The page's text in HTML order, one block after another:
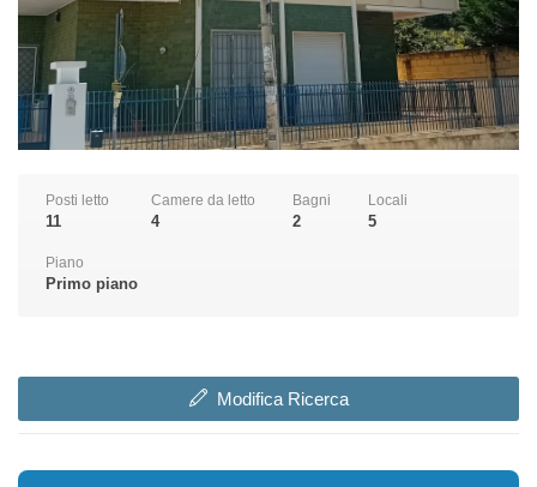
Posti letto
11
Camere da letto
4
Bagni
2
Locali
5
Piano
Primo piano
Modifica Ricerca